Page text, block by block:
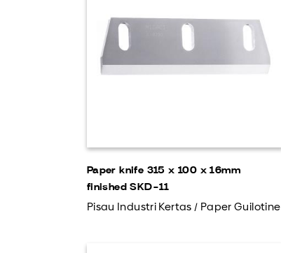
Paper knife 315 x 100 x 16mm
finished SKD-11
Pisau Industri Kertas / Paper Guilotine